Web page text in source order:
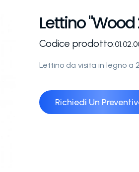
Lettino "Wood
Codice prodotto:
Lettino da visita in legno a
Richiedi Un